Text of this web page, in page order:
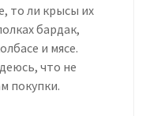
то ли крысы их
бардак,
и мясе.
что не
покупки.